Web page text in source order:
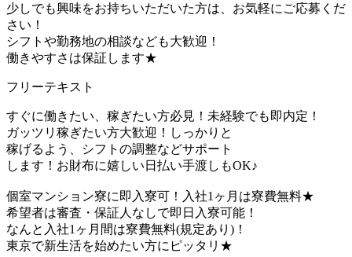
少しでも興味をお持ちいただいた方は、お気軽にご応募くだ
さい！
シフトや勤務地の相談なども大歓迎！
働きやすさは保証します★
フリーテキスト
すぐに働きたい、稼ぎたい方必見！未経験でも即内定！
ガッツリ稼ぎたい方大歓迎！しっかりと
稼げるよう、シフトの調整などサポート
します！お財布に嬉しい日払い手渡しもOK♪
個室マンション寮に即入寮可！入社1ヶ月は寮費無料★
希望者は審査・保証人なしで即日入寮可能！
なんと入社1ヶ月間は寮費無料(規定あり)！
東京で新生活を始めたい方にピッタリ★